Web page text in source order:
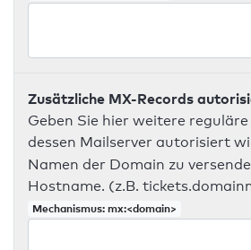
Zusätzliche MX-Records
Geben Sie hier weitere
dessen Mailserver autorisiert
Namen der Domain zu
Hostname. (z.B.
Mechanismus: mx:<domain>